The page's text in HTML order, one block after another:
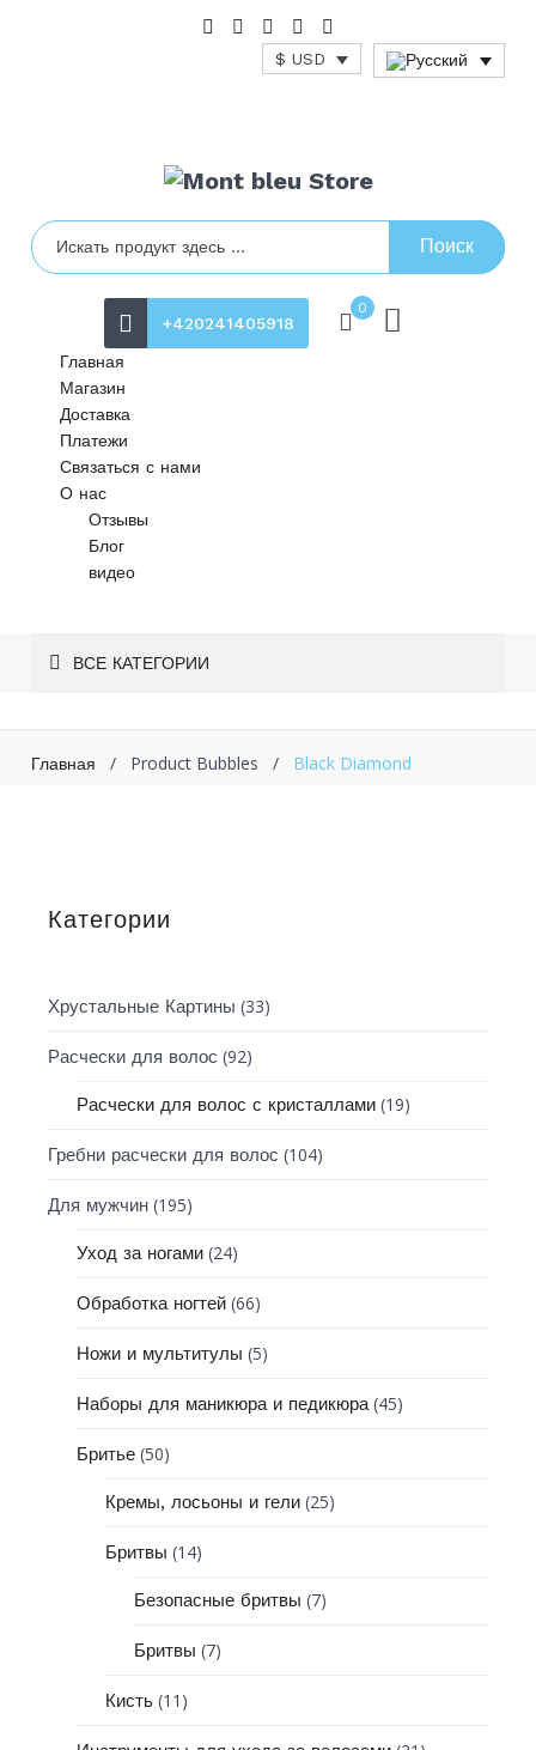
$ USD
Поиск
+420241405918
0
Главная
Магазин
Доставка
Платежи
Связаться с нами
О нас
Отзывы
Блог
видео
ВСЕ КАТЕГОРИИ
Главная / Product Bubbles / Black Diamond
Категории
Хрустальные Картины (33)
Расчески для волос (92)
Расчески для волос с кристаллами (19)
Гребни расчески для волос (104)
Для мужчин (195)
Уход за ногами (24)
Обработка ногтей (66)
Ножи и мультитулы (5)
Наборы для маникюра и педикюра (45)
Бритье (50)
Кремы, лосьоны и гели (25)
Бритвы (14)
Безопасные бритвы (7)
Бритвы (7)
Кисть (11)